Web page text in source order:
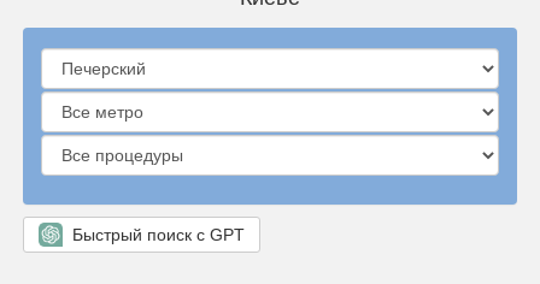
Быстрый поиск с GPT